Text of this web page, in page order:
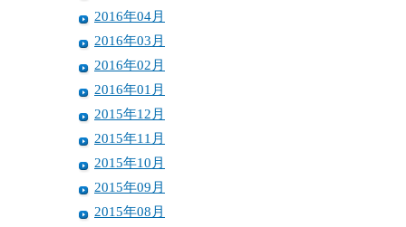
2016年04月
2016年03月
2016年02月
2016年01月
2015年12月
2015年11月
2015年10月
2015年09月
2015年08月